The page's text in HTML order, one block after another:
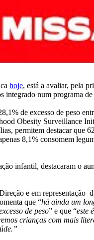
hoje, está a avaliar, pela
integrado num programa
de excesso de peso
Obesity Surveillance
permitem destacar
8,1% consomem
infantil, destacaram o
e em
que “há ainda um
de peso” e que “este
crianças com mais